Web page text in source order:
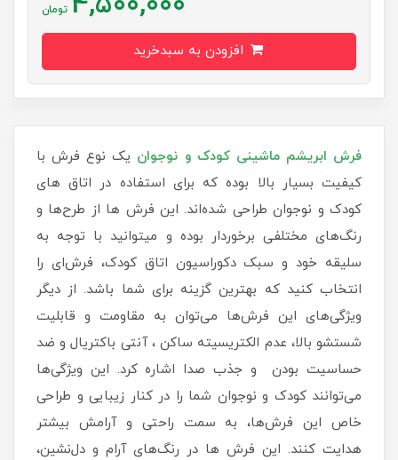
تومان
فرش‌ ابریشم ماشینی کودک و نوجوان یک نوع فرش با
کیفیت بسیار بالا بوده که برای استفاده در اتاق های
کودک و نوجوان طراحی شده‌اند. این فرش ها از طرح‌ها و
رنگ‌های مختلفی برخوردار بوده و میتوانید با توجه به
سلیقه خود و سبک دکوراسیون اتاق کودک، فرش‌ای را
انتخاب کنید که بهترین گزینه برای شما باشد. از دیگر
ویژگی‌های این فرش‌ها می‌توان به مقاومت و قابلیت
شستشو بالا، عدم الکتریسیته ساکن ، آنتی باکتریال و ضد
حساسیت بودن و جذب صدا اشاره کرد. این ویژگی‌ها
می‌توانند کودک و نوجوان شما را در کنار زیبایی و طراحی
خاص این فرش‌ها، به سمت راحتی و آرامش بیشتر
هدایت کنند. این فرش ها در رنگ‌های آرام و دل‌نشین،